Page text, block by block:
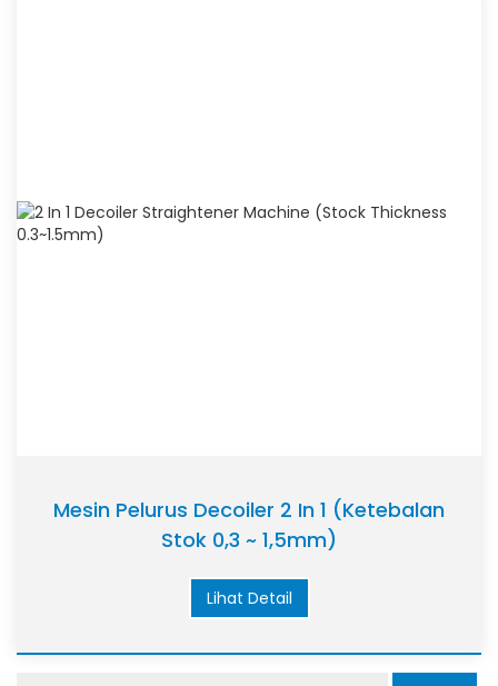
Mesin Pelurus Decoiler 2 In 1 (Ketebalan
Stok 0,3 ~ 1,5mm)
Lihat Detail